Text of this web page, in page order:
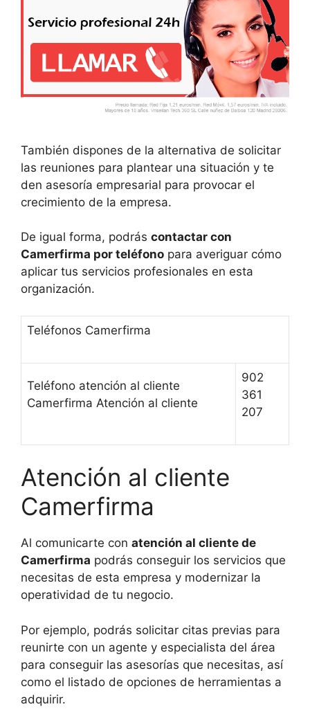
También dispones de la alternativa de solicitar
las reuniones para plantear una situación y te
den asesoría empresarial para provocar el
crecimiento de la empresa.
De igual forma, podrás contactar con
Camerfirma por teléfono para averiguar cómo
aplicar tus servicios profesionales en esta
organización.
Teléfonos Camerfirma
Teléfono atención al cliente
Camerfirma Atención al cliente
902
361
207
Atención al cliente
Camerfirma
Al comunicarte con atención al cliente de
Camerfirma podrás conseguir los servicios que
necesitas de esta empresa y modernizar la
operatividad de tu negocio.
Por ejemplo, podrás solicitar citas previas para
reunirte con un agente y especialista del área
para conseguir las asesorías que necesitas, así
como el listado de opciones de herramientas a
adquirir.